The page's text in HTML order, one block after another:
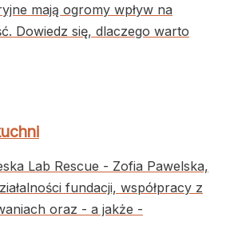
mają ogromy wpływ na
Dowiedz się, dlaczego warto
Lab Rescue - Zofia Pawelska,
fundacji, współpracy z
oraz - a jakże -